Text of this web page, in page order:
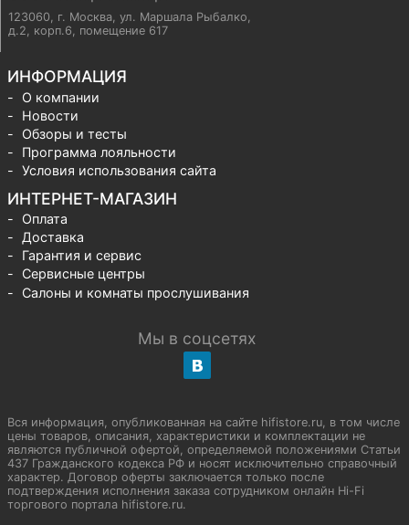
123060, г. Москва, ул. Маршала Рыбалко,
д.2, корп.6, помещение 617
ИНФОРМАЦИЯ
О компании
Новости
Обзоры и тесты
Программа лояльности
Условия использования сайта
ИНТЕРНЕТ-МАГАЗИН
Оплата
Доставка
Гарантия и сервис
Сервисные центры
Салоны и комнаты прослушивания
Мы в соцсетях
Вся информация, опубликованная на сайте hifistore.ru, в том числе
цены товаров, описания, характеристики и комплектации не
являются публичной офертой, определяемой положениями Статьи
437 Гражданского кодекса РФ и носят исключительно справочный
характер. Договор оферты заключается только после
подтверждения исполнения заказа сотрудником онлайн Hi-Fi
торгового портала hifistore.ru.